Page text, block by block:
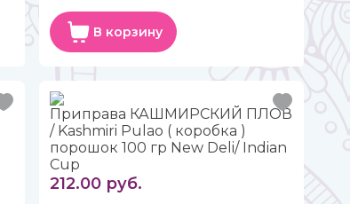
В корзину
Приправа КАШМИРСКИЙ ПЛОВ
/ Kashmiri Pulao ( коробка )
порошок 100 гр New Deli/ Indian
Cup
212.00 руб.